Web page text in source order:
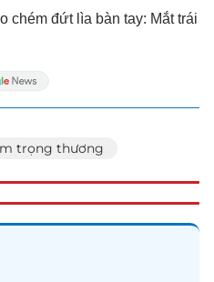
chém đứt lìa bàn tay: Mắt trái
trọng thương